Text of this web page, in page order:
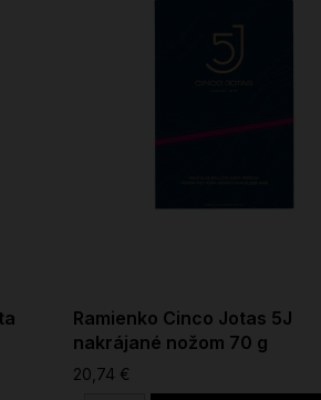
Ramienko Cinco Jotas 5J
nakrájané nožom 70 g
20,74 €